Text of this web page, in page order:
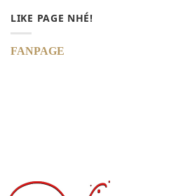
LIKE PAGE NHÉ!
FANPAGE